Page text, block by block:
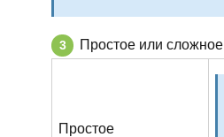
Простое или сложное
Простое